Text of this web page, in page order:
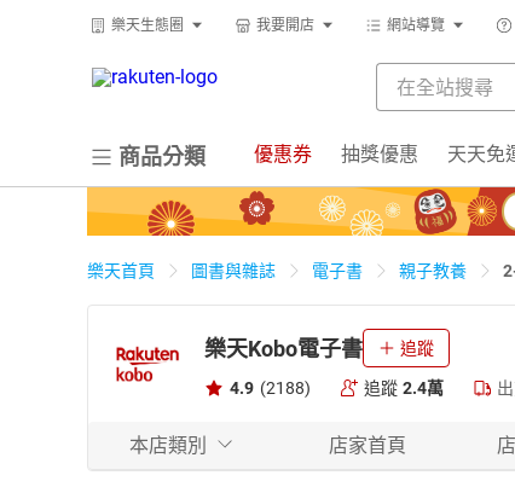
樂天生態圈 我要開店 網站導覽
商品分類 優惠券 抽獎優惠 天天免
樂天首頁 圖書與雜誌 電子書 親子教養
樂天Kobo電子書 追蹤
4.9 (2188) 追蹤 2.4萬
本店類別 店家首頁